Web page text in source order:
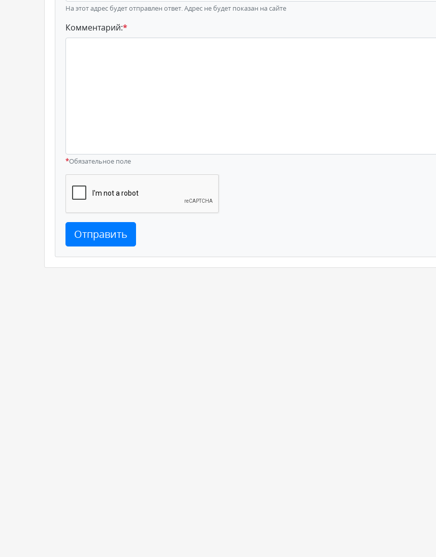
На этот адрес будет отправлен ответ. Адрес не будет показан на сайте
Комментарий:*
*Обязательное поле
Отправить